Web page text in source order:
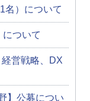
名）について
ついて
営戦略、DX
】公募につい